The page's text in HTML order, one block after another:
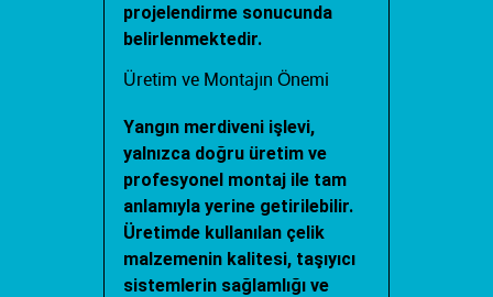
projelendirme sonucunda
belirlenmektedir.
Üretim ve Montajın Önemi
Yangın merdiveni işlevi,
yalnızca doğru üretim ve
profesyonel montaj ile tam
anlamıyla yerine getirilebilir.
Üretimde kullanılan çelik
malzemenin kalitesi, taşıyıcı
sistemlerin sağlamlığı ve